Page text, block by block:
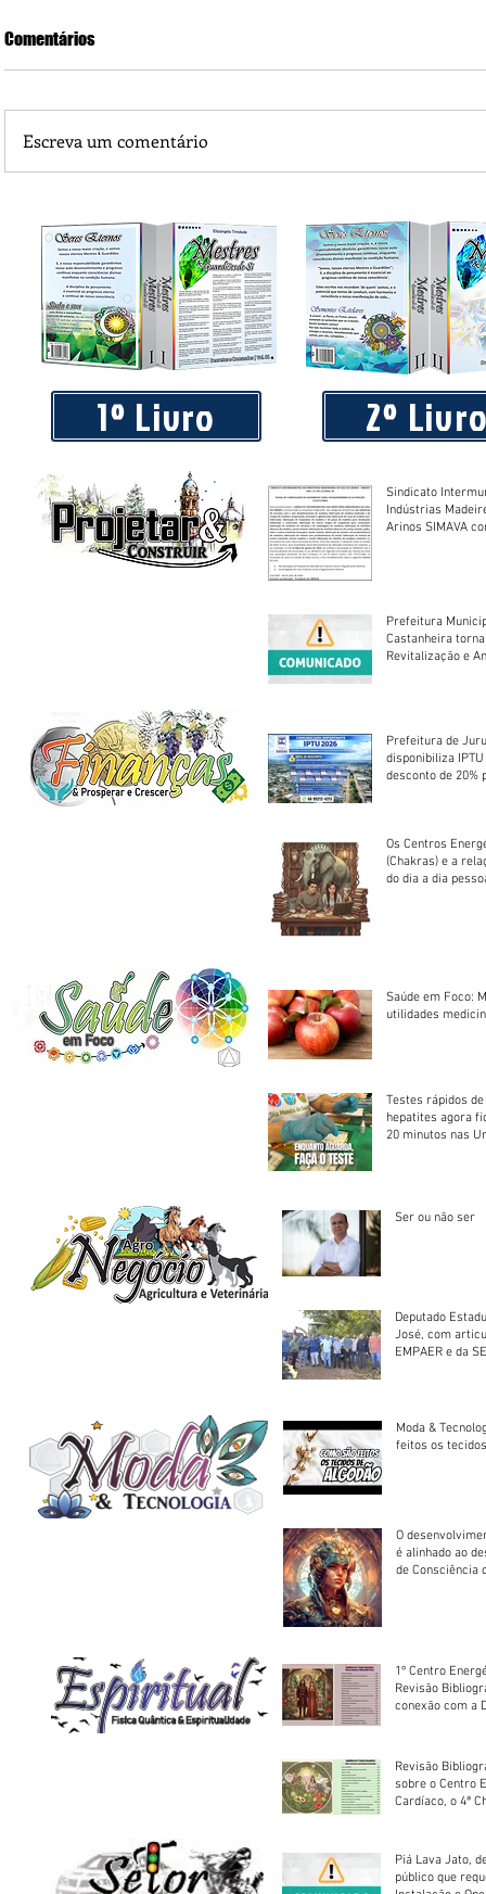
Praça 04 de Julho recebe novos equipamentos de
livre
Comentários
Escreva um comentário
1º Livro 2º
Sindicato
Indústrias
Arinos SIMAVA convoca à
Prefeitura
Castanheira
Revitalização e
Prefeitura de
disponibiliza
desconto de 20%
Os Centros
(Chakras) e a
do dia a dia
Saúde em Foco:
utilidades
Testes rápidos
hepatites agora
20 minutos nas
Ser ou não ser
Deputado
José, com
EMPAER e da
Moda &
feitos os
O
é alinhado ao
de Consciência
1º Centro
Revisão
conexão com a
Revisão
sobre o Centro
Cardíaco, o 4ª
Piá Lava Jato,
público que